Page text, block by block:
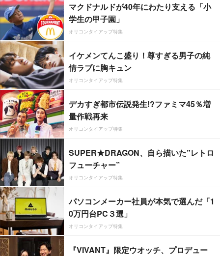
マクドナルドが40年にわたり支える「小
学生の甲子園」
オリコンタイアップ特集
イケメンてんこ盛り！尊すぎる男子の純
情ラブに胸キュン
オリコンタイアップ特集
デカすぎ都市伝説発生!?ファミマ45％増
量作戦再来
オリコンタイアップ特集
SUPER★DRAGON、自ら描いた”レトロ
フューチャー”
オリコンタイアップ特集
パソコンメーカー社員が本気で選んだ「1
0万円台PC３選」
オリコンタイアップ特集
『VIVANT』限定ウオッチ、プロデュー